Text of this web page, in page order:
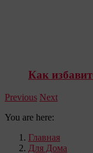
Как
Previous Next
You are here:
Главная
Для Дома